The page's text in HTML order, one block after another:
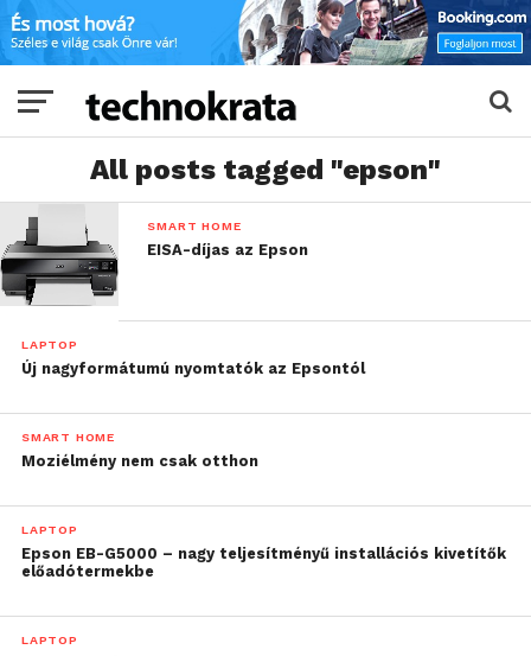
All posts tagged "epson"
SMART HOME
EISA-díjas az Epson
LAPTOP
Új nagyformátumú nyomtatók az Epsontól
SMART HOME
Moziélmény nem csak otthon
LAPTOP
Epson EB-G5000 – nagy teljesítményű installációs kivetítők
előadótermekbe
LAPTOP